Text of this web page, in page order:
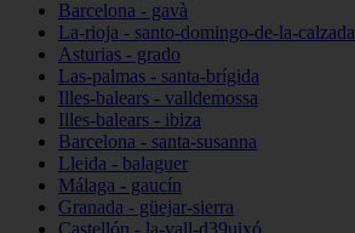
Barcelona - gavà
La-rioja - santo-domingo-de-la-calzada
Asturias - grado
Las-palmas - santa-brígida
Illes-balears - valldemossa
Illes-balears - ibiza
Barcelona - santa-susanna
Lleida - balaguer
Málaga - gaucín
Granada - güejar-sierra
Castellón - la-vall-d39uixó